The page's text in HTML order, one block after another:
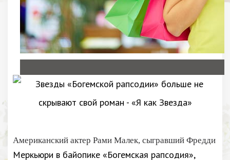
Американский актер Рами Малек, сыгравший Фредди
Меркьюри в байопике «Богемская рапсодия»,